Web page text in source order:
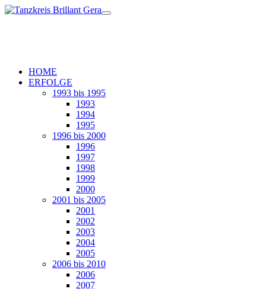
HOME
ERFOLGE
1993 bis 1995
1993
1994
1995
1996 bis 2000
1996
1997
1998
1999
2000
2001 bis 2005
2001
2002
2003
2004
2005
2006 bis 2010
2006
2007